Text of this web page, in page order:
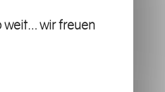
weit… wir freuen